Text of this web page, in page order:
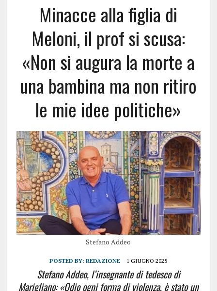
Minacce alla figlia di
Meloni, il prof si scusa:
«Non si augura la morte a
una bambina ma non ritiro
le mie idee politiche»
Stefano Addeo
POSTED BY:REDAZIONE 1 GIUGNO 2025
Stefano Addeo, l’insegnante di tedesco di
Marigliano: «Odio ogni forma di violenza, è stato un